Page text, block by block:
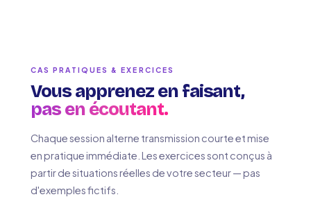
CAS PRATIQUES & EXERCICES
Vous apprenez en faisant,
pas en écoutant.
Chaque session alterne transmission courte et mise
en pratique immédiate. Les exercices sont conçus à
partir de situations réelles de votre secteur — pas
d'exemples fictifs.